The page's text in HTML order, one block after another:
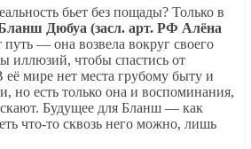
бьет без пощады? Только в
Дюбуа (засл. арт. РФ Алёна
путь — она возвела вокруг своего
иллюзий, чтобы спастись от
мире нет места грубому быту и
но есть только она и воспоминания,
Будущее для Бланш — как
что-то сквозь него можно, лишь